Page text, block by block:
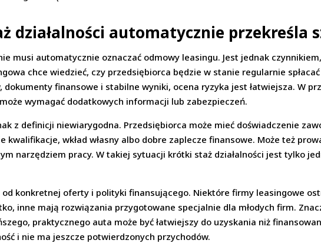
działalności automatycznie przekreśla
musi automatycznie oznaczać odmowy leasingu. Jest jednak
chce wiedzieć, czy przedsiębiorca będzie w stanie regularnie
dokumenty finansowe i stabilne wyniki, ocena ryzyka jest łatwiejsza. W
wymagać dodatkowych informacji lub zabezpieczeń.
z definicji niewiarygodna. Przedsiębiorca może mieć doświadczenie
kwalifikacje, wkład własny albo dobre zaplecze finansowe. Może też
narzędziem pracy. W takiej sytuacji krótki staż działalności jest tylko
konkretnej oferty i polityki finansującego. Niektóre firmy leasingowe
inne mają rozwiązania przygotowane specjalnie dla młodych firm.
praktycznego auta może być łatwiejszy do uzyskania niż
i nie ma jeszcze potwierdzonych przychodów.